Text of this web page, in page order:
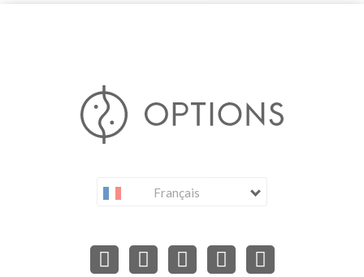
Français